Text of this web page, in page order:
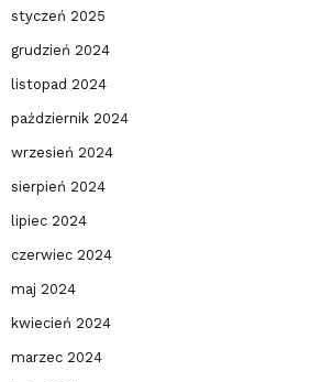
styczeń 2025
grudzień 2024
listopad 2024
październik 2024
wrzesień 2024
sierpień 2024
lipiec 2024
czerwiec 2024
maj 2024
kwiecień 2024
marzec 2024